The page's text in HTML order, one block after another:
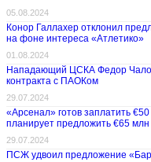
05.08.2024
Конор Галлахер отклонил
на фоне интереса «Атлетико»
01.08.2024
Нападающий ЦСКА Федор
контракта с ПАОКом
29.07.2024
«Арсенал» готов заплатить
планирует предложить €65 млн
29.07.2024
ПСЖ удвоил предложение